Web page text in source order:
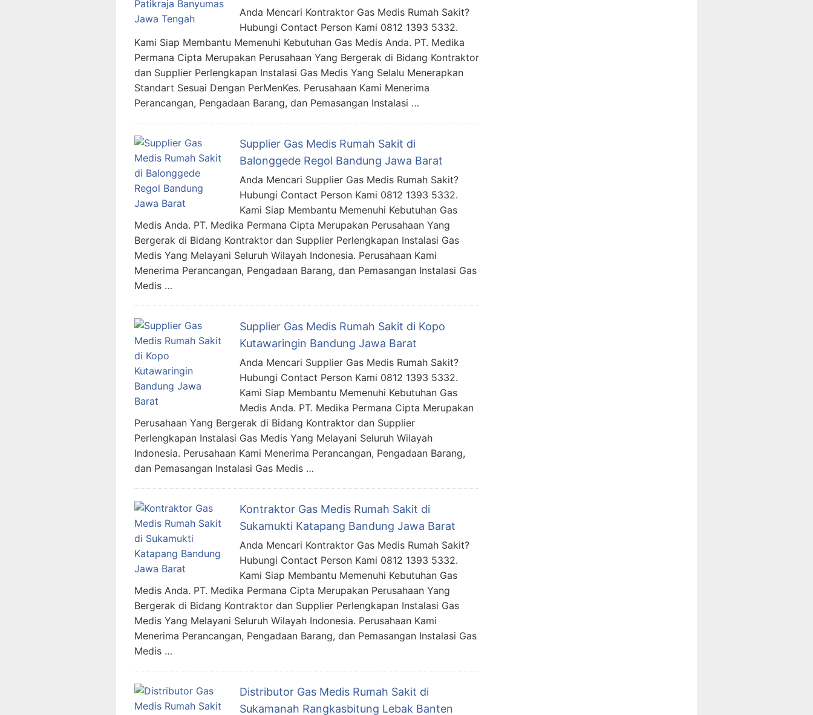
Anda Mencari Kontraktor Gas Medis Rumah Sakit?
Hubungi Contact Person Kami 0812 1393 5332.
Kami Siap Membantu Memenuhi Kebutuhan Gas Medis Anda. PT. Medika
Permana Cipta Merupakan Perusahaan Yang Bergerak di Bidang Kontraktor
dan Supplier Perlengkapan Instalasi Gas Medis Yang Selalu Menerapkan
Standart Sesuai Dengan PerMenKes. Perusahaan Kami Menerima
Perancangan, Pengadaan Barang, dan Pemasangan Instalasi …
Supplier Gas Medis Rumah Sakit di
Balonggede Regol Bandung Jawa Barat
Anda Mencari Supplier Gas Medis Rumah Sakit?
Hubungi Contact Person Kami 0812 1393 5332.
Kami Siap Membantu Memenuhi Kebutuhan Gas
Medis Anda. PT. Medika Permana Cipta Merupakan Perusahaan Yang
Bergerak di Bidang Kontraktor dan Supplier Perlengkapan Instalasi Gas
Medis Yang Melayani Seluruh Wilayah Indonesia. Perusahaan Kami
Menerima Perancangan, Pengadaan Barang, dan Pemasangan Instalasi Gas
Medis …
Supplier Gas Medis Rumah Sakit di Kopo
Kutawaringin Bandung Jawa Barat
Anda Mencari Supplier Gas Medis Rumah Sakit?
Hubungi Contact Person Kami 0812 1393 5332.
Kami Siap Membantu Memenuhi Kebutuhan Gas
Medis Anda. PT. Medika Permana Cipta Merupakan
Perusahaan Yang Bergerak di Bidang Kontraktor dan Supplier
Perlengkapan Instalasi Gas Medis Yang Melayani Seluruh Wilayah
Indonesia. Perusahaan Kami Menerima Perancangan, Pengadaan Barang,
dan Pemasangan Instalasi Gas Medis …
Kontraktor Gas Medis Rumah Sakit di
Sukamukti Katapang Bandung Jawa Barat
Anda Mencari Kontraktor Gas Medis Rumah Sakit?
Hubungi Contact Person Kami 0812 1393 5332.
Kami Siap Membantu Memenuhi Kebutuhan Gas
Medis Anda. PT. Medika Permana Cipta Merupakan Perusahaan Yang
Bergerak di Bidang Kontraktor dan Supplier Perlengkapan Instalasi Gas
Medis Yang Melayani Seluruh Wilayah Indonesia. Perusahaan Kami
Menerima Perancangan, Pengadaan Barang, dan Pemasangan Instalasi Gas
Medis …
Distributor Gas Medis Rumah Sakit di
Sukamanah Rangkasbitung Lebak Banten